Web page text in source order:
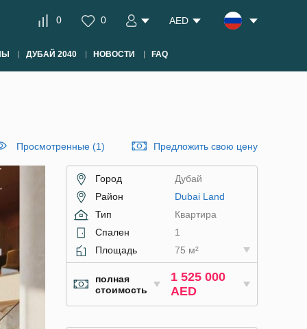
0 0 AED
ДУБАЙ 2040 НОВОСТИ FAQ
Просмотренные (1) Предложить свою цену
Город
Дубай
Район
Dubai Land
Тип
Квартира
Спален
1
Площадь
75 м²
полная
стоимость
1 525 000
AED